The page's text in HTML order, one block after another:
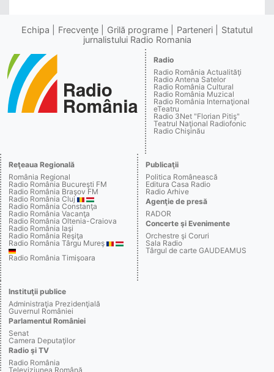
Echipa Frecvenţe Grilă programe Parteneri
Statutul
jurnalistului Radio Romania
Radio
Radio România Actualităţi
Radio Antena Satelor
Radio România Cultural
Radio România Muzical
Radio România Internaţional
eTeatru
Radio 3Net "Florian Pitiş"
Teatrul Naţional Radiofonic
Radio Chişinău
Reţeaua Regională
România Regional
Radio România Bucureşti FM
Radio România Braşov FM
Radio România Cluj
Radio România Constanţa
Radio România Vacanţa
Radio România Oltenia-Craiova
Radio România Iaşi
Radio România Reşiţa
Radio România Târgu Mureş
Radio România Timişoara
Publicaţii
Politica Românească
Editura Casa Radio
Radio Arhive
Agenţie de presă
RADOR
Concerte şi Evenimente
Orchestre şi Coruri
Sala Radio
Târgul de carte GAUDEAMUS
Instituţii publice
Administraţia Prezidenţială
Guvernul României
Parlamentul României
Senat
Camera Deputaţilor
Radio şi TV
Radio România
Televiziunea Română